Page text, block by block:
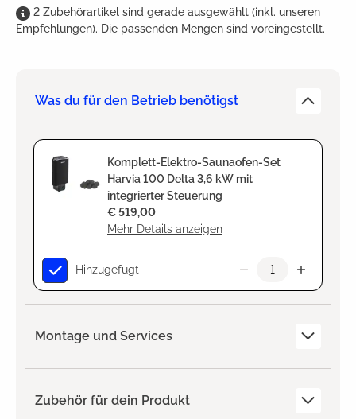
2 Zubehörartikel sind gerade ausgewählt (inkl. unseren
Empfehlungen). Die passenden Mengen sind voreingestellt.
Was du für den Betrieb benötigst
Komplett-Elektro-Saunaofen-Set
Harvia 100 Delta 3,6 kW mit
integrierter Steuerung
Mehr Details anzeigen
€ 519,00
Hinzugefügt
Montage und Services
Zubehör für dein Produkt